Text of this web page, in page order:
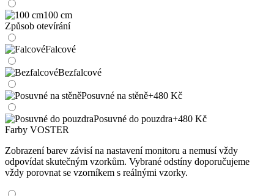
100 cm
Způsob otevírání
Falcové
Bezfalcové
Posuvné na stěně+480 Kč
Posuvné do pouzdra+480 Kč
Farby VOSTER
Zobrazení barev závisí na nastavení monitoru a nemusí vždy
odpovídat skutečným vzorkům. Vybrané odstíny doporučujeme
vždy porovnat se vzorníkem s reálnými vzorky.